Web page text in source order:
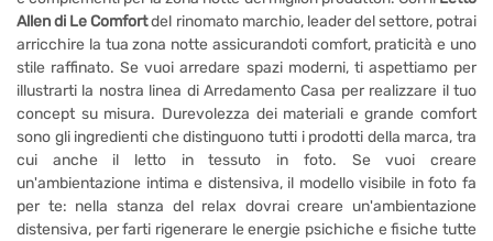
Allen di Le Comfortdel rinomato marchio, leader del settore, potrai
arricchire la tua zona notte assicurandoti comfort, praticità e uno
stile raffinato. Se vuoi arredare spazi moderni, ti aspettiamo per
illustrarti la nostra linea di Arredamento Casa per realizzare il tuo
concept su misura. Durevolezza dei materiali e grande comfort
sono gli ingredienti che distinguono tutti i prodotti della marca, tra
cui anche il letto in tessuto in foto. Se vuoi creare
un'ambientazione intima e distensiva, il modello visibile in foto fa
per te: nella stanza del relax dovrai creare un'ambientazione
distensiva, per farti rigenerare le energie psichiche e fisiche tutte